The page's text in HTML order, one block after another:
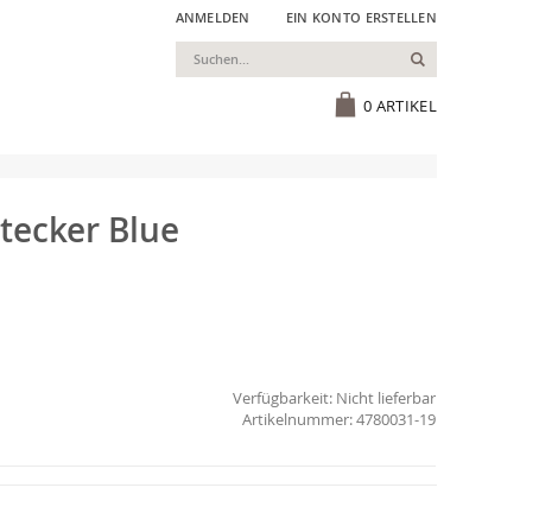
ANMELDEN EIN KONTO ERSTELLEN
0 ARTIKEL
Suchen
Blue
Verfügbarkeit: Nicht lieferbar
4780031-19